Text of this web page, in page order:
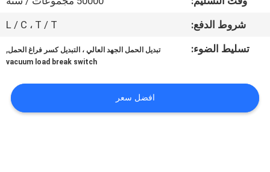
المعمل
مراقبة
اتصل
شروط الدفع:
L / C ، T / T
تسليط الضوء:
تبديل الحمل الجهد العالي ، التبديل كسر فراغ الحمل,
vacuum load break switch
افضل سعر